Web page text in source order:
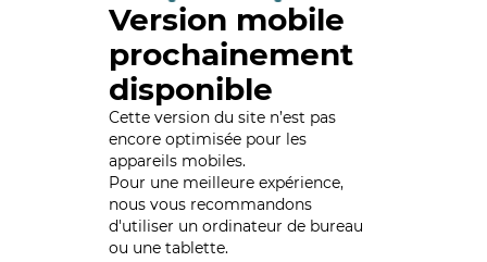
Version mobile
prochainement
disponible
Cette version du site n’est pas
encore optimisée pour les
appareils mobiles.
Pour une meilleure expérience,
nous vous recommandons
d'utiliser un ordinateur de bureau
ou une tablette.